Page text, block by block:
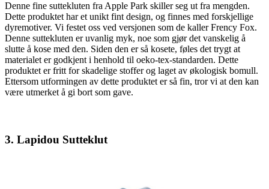
Denne fine suttekluten fra Apple Park skiller seg ut fra mengden.
Dette produktet har et unikt fint design, og finnes med forskjellige
dyremotiver. Vi festet oss ved versjonen som de kaller Frency Fox.
Denne suttekluten er uvanlig myk, noe som gjør det vanskelig å
slutte å kose med den. Siden den er så kosete, føles det trygt at
materialet er godkjent i henhold til oeko-tex-standarden. Dette
produktet er fritt for skadelige stoffer og laget av økologisk bomull.
Ettersom utformingen av dette produktet er så fin, tror vi at den kan
være utmerket å gi bort som gave.
3. Lapidou Sutteklut